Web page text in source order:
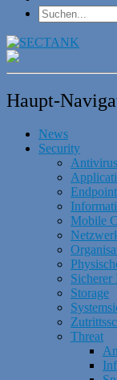
Haupt-
News
Security
Antivirus
Mobile
Sicherer
Storage
Threat